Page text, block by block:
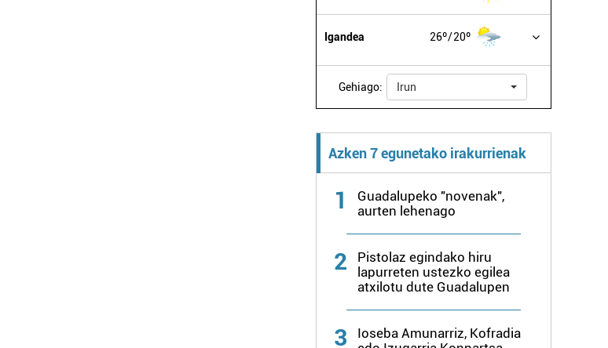
Igandea 26º 20º
Gehiago: Irun
Azken 7 egunetako irakurrienak
1
Guadalupeko "novenak",
aurten lehenago
2
Pistolaz egindako hiru
lapurreten ustezko egilea
atxilotu dute Guadalupen
3
Ioseba Amunarriz, Kofradia